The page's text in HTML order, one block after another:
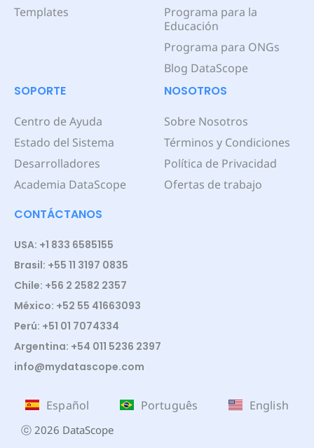
Templates
Programa para la
Educación
Programa para ONGs
Blog DataScope
SOPORTE
Centro de Ayuda
Estado del Sistema
Desarrolladores
Academia DataScope
NOSOTROS
Sobre Nosotros
Términos y Condiciones
Política de Privacidad
Ofertas de trabajo
CONTÁCTANOS
USA: +1 833 6585155
Brasil: +55 11 3197 0835
Chile: +56 2 2582 2357
México: +52 55 41663093
Perú: +51 01 7074334
Argentina: +54 011 5236 2397
info@mydatascope.com
Español Português English
ⓒ 2026 DataScope